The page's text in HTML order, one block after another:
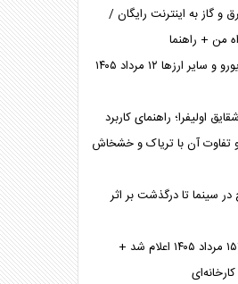
و گاز به اینترنت رایگان /
من + راهنما
آخرین قیمت دلار، یورو و سایر ارز‌ها ۱۲ مرداد ۱۴۰۵
اولیفرا؛ راهنمای کاربرد
و تفاوت آن با تریاک و خشخاش
سینما تا درگذشت بر اثر
قیمت جدید سایپا ۱۵۱ مرداد ۱۴۰۵ اعلام شد +